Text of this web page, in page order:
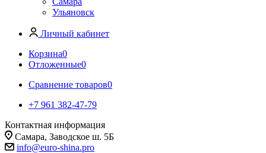
Ульяновск
Личный кабинет
Корзина0
Отложенные0
Сравнение товаров0
+7 961 382-47-79
Контактная информация
Самара, Заводское ш. 5Б
info@euro-shina.pro